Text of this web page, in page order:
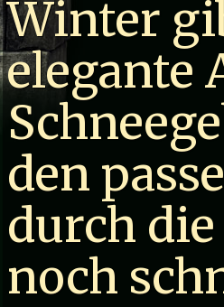
Winter
elegante
den
durch
noch